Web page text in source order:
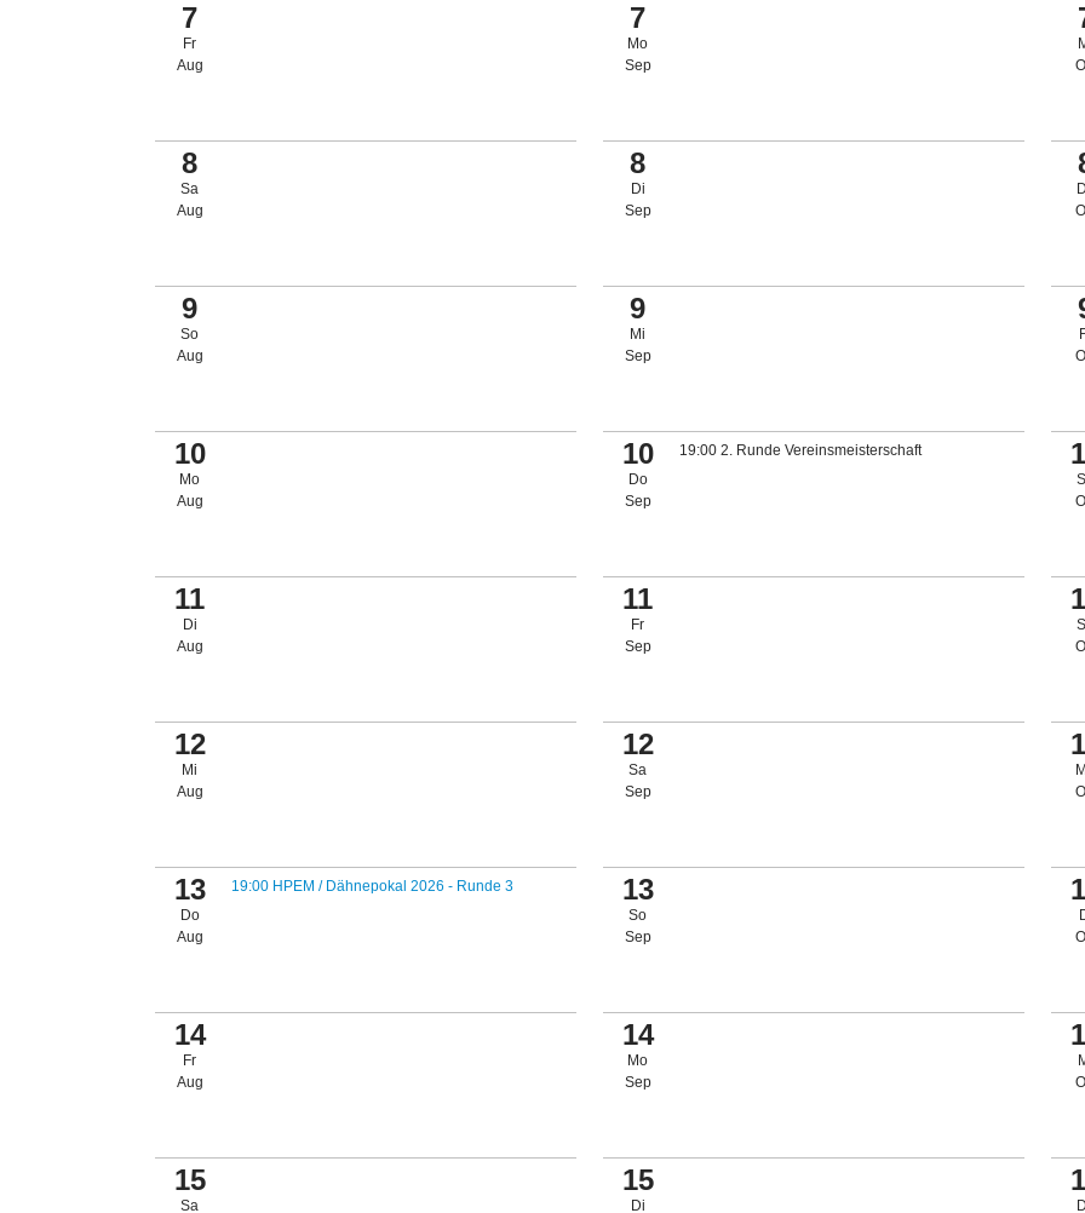
7
Fr
Aug
8
Sa
Aug
9
So
Aug
10
Mo
Aug
11
Di
Aug
12
Mi
Aug
13
Do
Aug
19:00 HPEM / Dähnepokal 2026 - Runde 3
14
Fr
Aug
15
Sa
7
Mo
Sep
8
Di
Sep
9
Mi
Sep
10
Do
Sep
19:00 2. Runde Vereinsmeisterschaft
11
Fr
Sep
12
Sa
Sep
13
So
Sep
14
Mo
Sep
15
Di